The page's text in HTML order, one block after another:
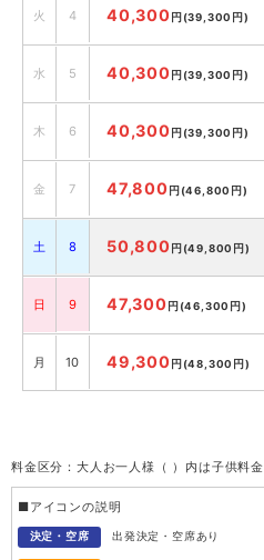
火 4 40,300 円 (39,300円)
水 5 40,300 円 (39,300円)
木 6 40,300 円 (39,300円)
金 7 47,800 円 (46,800円)
土 8 50,800 円 (49,800円)
日 9 47,300 円 (46,300円)
月 10 49,300 円 (48,300円)
水 12 45,300
木 13 43,800 円(42,800円)
料金区分：大人お一人様（ ）内は子供料金
■アイコンの説明
決定・空席 出発決定・空席あり